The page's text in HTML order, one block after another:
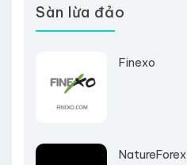
Sàn lừa đảo
Finexo
NatureForex